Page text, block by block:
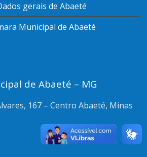
gerais de Abaeté
Municipal de Abaeté
de Abaeté – MG
167 – Centro Abaeté, Minas